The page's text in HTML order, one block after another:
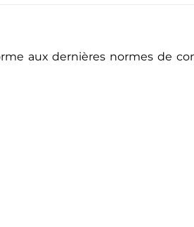
aux dernières normes de